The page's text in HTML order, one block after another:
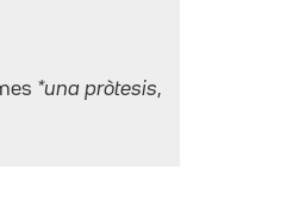
*una pròtesis,